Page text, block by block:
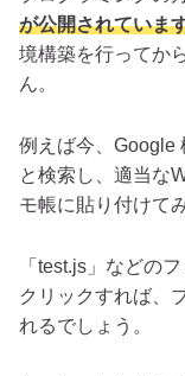
が公開されていま
境構築を行ってか
ん。
例えば今、Google
と検索し、適当な
モ帳に貼り付けて
「test.js」などの
クリックすれば、
れるでしょう。